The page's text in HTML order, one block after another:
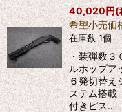
40,020円(
希望小売価
在庫数 1個
・装弾数３
ルホップア
６発切替え
ステム搭載
付きピス…